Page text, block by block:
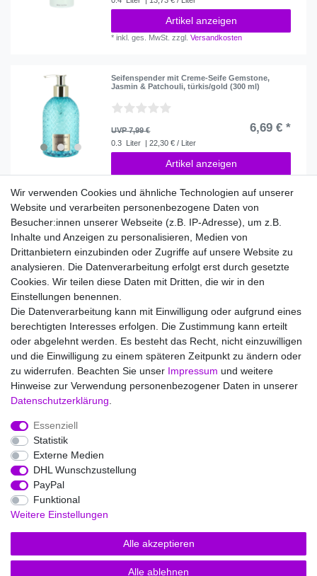
Artikel anzeigen
*inkl. ges. MwSt. zzgl.Versandkosten
Seifenspender mit Creme-Seife Gemstone,
Jasmin & Patchouli, türkis/gold (300 ml)
UVP 7,99 € 6,69 € *
0.3 Liter | 22,30 € / Liter
Artikel anzeigen
Shop
Aroma Selection
Service
Versandinfos
FAQs - Häufige Fragen
Wir versenden mit
Impressum
Barrierefreiheitserklärung
Vertrag widerrufen
Wir verwenden Cookies und ähnliche Technologien auf unserer
Website und verarbeiten personenbezogene Daten von
Besucher:innen unserer Webseite (z.B. IP-Adresse), um z.B.
Inhalte und Anzeigen zu personalisieren, Medien von
Drittanbietern einzubinden oder Zugriffe auf unsere Website zu
analysieren. Die Datenverarbeitung erfolgt erst durch gesetzte
Cookies. Wir teilen diese Daten mit Dritten, die wir in den
Einstellungen benennen.
Die Datenverarbeitung kann mit Einwilligung oder aufgrund eines
berechtigten Interesses erfolgen. Die Zustimmung kann erteilt
oder abgelehnt werden. Es besteht das Recht, nicht einzuwilligen
und die Einwilligung zu einem späteren Zeitpunkt zu ändern oder
zu widerrufen. Beachten Sie unser Impressum und weitere
Hinweise zur Verwendung personenbezogener Daten in unserer
Daten­schutz­erklärung
Essenziell
Statistik
Externe Medien
DHL Wunschzustellung
PayPal
Funktional
Weitere Einstellungen
Alle akzeptieren
Alle ablehnen